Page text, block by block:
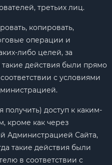
третьих лиц.
копировать,
операции и
либо целей, за
действия были прямо
с условиями
получить) доступ к каким-
кроме как через
Администрацией Сайта,
такие действия были
в соответствии с